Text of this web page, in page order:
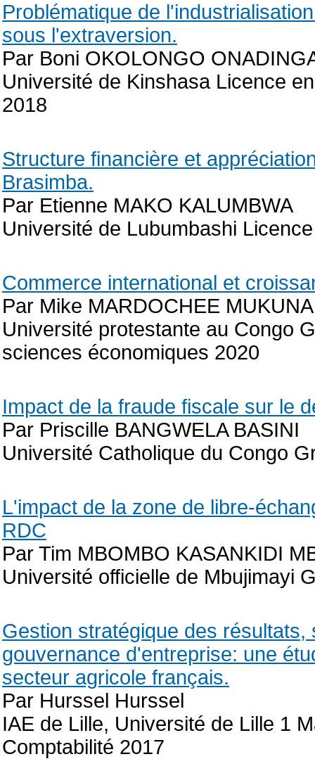
Problématique de
sous l'extraversion.
Par Boni OKOLONGO
Université de Kinshasa Licence
2018
Structure financière et
Brasimba.
Par Etienne MAKO KALUMBWA
Université de Lubumbashi
Commerce international et
Par Mike MARDOCHEE MUKUNA
Université protestante au Congo
sciences économiques 2020
Impact de la fraude fiscale sur le
Par Priscille BANGWELA BASINI
Université Catholique du Congo
L'impact de la zone de libre-
RDC
Par Tim MBOMBO KASANKIDI
Université officielle de Mbujimayi
Gestion stratégique des
gouvernance d'entreprise: une
secteur agricole français.
Par Hurssel Hurssel
IAE de Lille, Université de Lille 1
Comptabilité 2017